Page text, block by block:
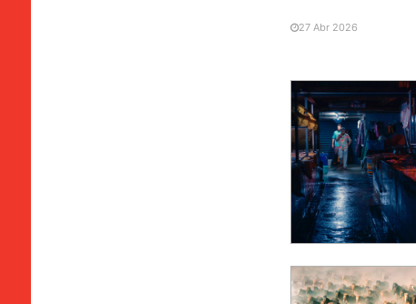
27 Abr 2026